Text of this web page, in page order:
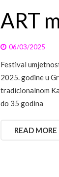
ART
06/03/2025
Festival
2025. godine u
tradicionalnom
do 35 godina
READ MORE